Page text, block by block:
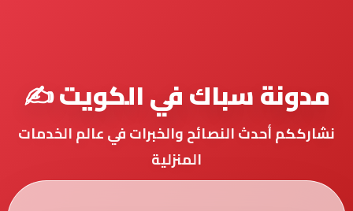
مدونة سباك في الكويت ✍️
نشارككم أحدث النصائح والخبرات في عالم الخدمات
المنزلية